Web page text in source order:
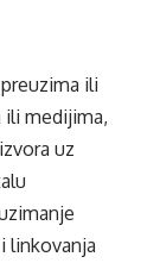
ili
ili medijima,
uz
linkovanja